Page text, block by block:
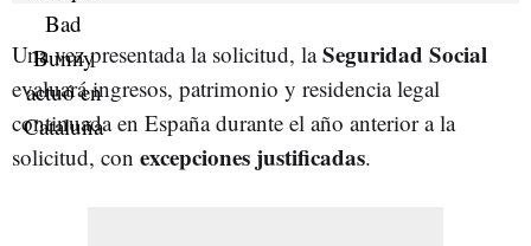
Una vez presentada la solicitud, laSeguridad Social
evaluará ingresos, patrimonio y residencia legal
continuada en España durante el año anterior a la
solicitud, con excepciones justificadas.